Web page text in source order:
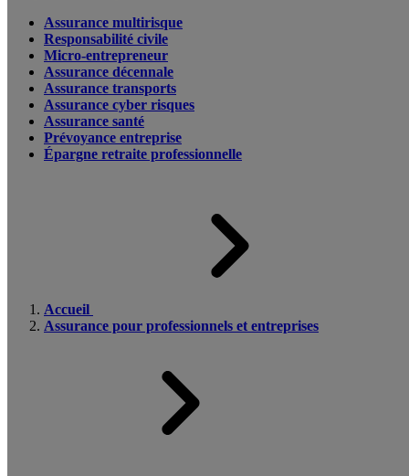
Assurance multirisque
Responsabilité civile
Micro-entrepreneur
Assurance décennale
Assurance transports
Assurance cyber risques
Assurance santé
Prévoyance entreprise
Épargne retraite professionnelle
Accueil
Assurance pour professionnels et entreprises